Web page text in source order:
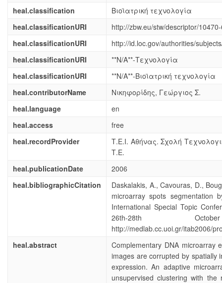
heal.classification
Βιοϊατρική τεχνολογία
heal.classificationURI
http://zbw.eu/stw/descriptor/
heal.classificationURI
http://id.loc.gov/authorities/
heal.classificationURI
**N/A**-Τεχνολογία
heal.classificationURI
**N/A**-Βιοϊατρική τεχνολογία
heal.contributorName
Νικηφορίδης, Γεώργιος Σ.
heal.language
en
heal.access
free
heal.recordProvider
Τ.Ε.Ι. Αθήνας. Σχολή
Τ.Ε.
heal.publicationDate
2006
heal.bibliographicCitation
Daskalakis, A., Cavouras, D.,
microarray spots segmentation
International Special Topic
26th-28th
http://medlab.cc.uoi.gr/itab2006/
heal.abstract
Complementary DNA microarray
images are corrupted by spatially
expression. An adaptive
unsupervised clustering with